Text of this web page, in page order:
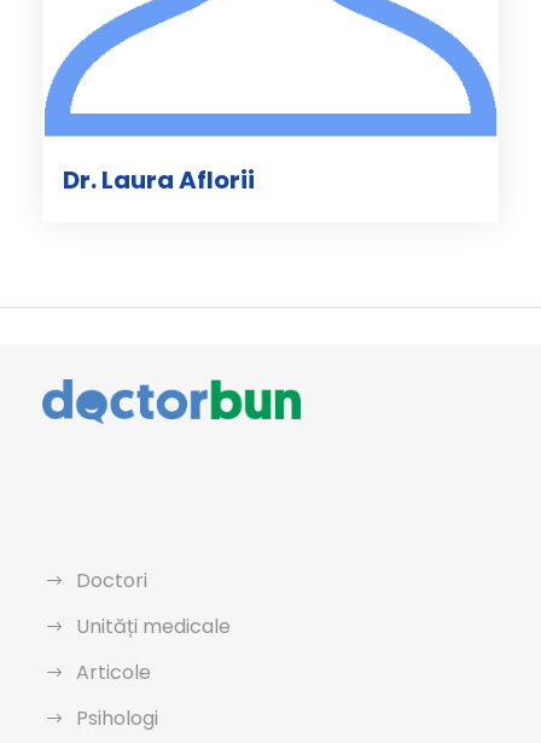
Dr. Laura Aflorii
Doctori
Unități medicale
Articole
Psihologi